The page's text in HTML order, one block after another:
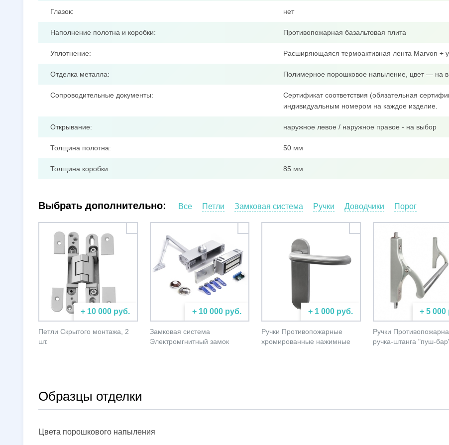
Глазок: нет
Наполнение полотна и коробки: Противопожарная базальтовая плита
Уплотнение: Расширяющаяся термоактивная лента Marvon +
Отделка металла: Полимерное порошковое напыление, цвет — на
Сопроводительные документы:
Сертификат соответствия (обязательная
индивидуальным номером на каждое изделие.
Открывание: наружное левое / наружное правое - на выбор
Толщина полотна: 50 мм
Толщина коробки: 85 мм
Выбрать дополнительно: Все Петли Замковая система Ручки Доводчики Порог
+ 10 000 руб.
Петли Скрытого монтажа, 2
шт.
+ 10 000 руб.
Замковая система
Электромгнитный замок
+ 1 000 руб.
Ручки Противопожарные
хромированные нажимные
+ 5 000
Ручки
ручка-штанга "пуш-
Образцы отделки
Цвета порошкового напыления